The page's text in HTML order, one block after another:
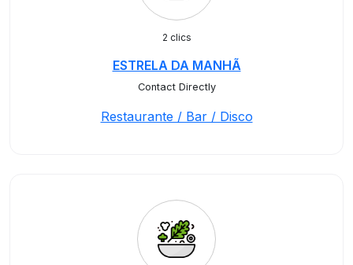
2 clics
ESTRELA DA MANHÃ
Contact Directly
Restaurante / Bar / Disco